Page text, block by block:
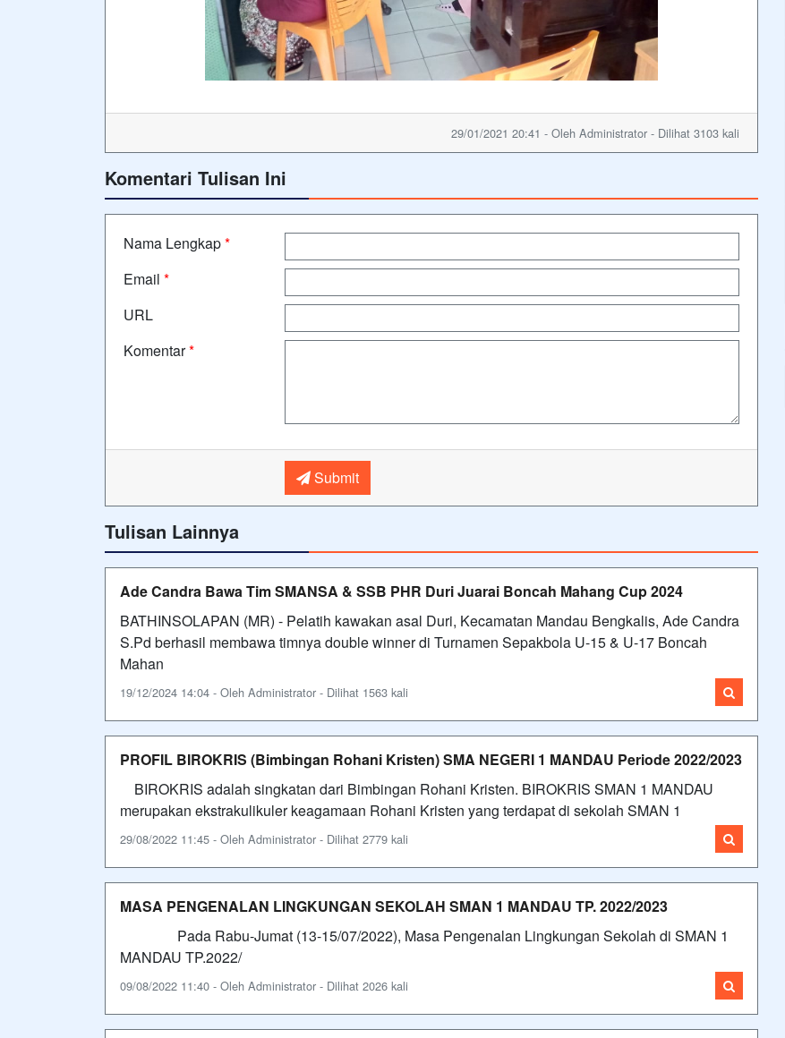
29/01/2021 20:41 - Oleh Administrator - Dilihat 3103 kali
Komentari Tulisan Ini
Nama Lengkap*
Email *
URL
Komentar*
Submit
Tulisan Lainnya
Ade Candra Bawa Tim SMANSA & SSB PHR Duri Juarai Boncah Mahang Cup 2024
BATHINSOLAPAN (MR) - Pelatih kawakan asal Duri, Kecamatan Mandau Bengkalis, Ade Candra
S.Pd berhasil membawa timnya double winner di Turnamen Sepakbola U-15 & U-17 Boncah
Mahan
19/12/2024 14:04 - Oleh Administrator - Dilihat 1563 kali
PROFIL BIROKRIS (Bimbingan Rohani Kristen) SMA NEGERI 1 MANDAU Periode 2022/2023
BIROKRIS adalah singkatan dari Bimbingan Rohani Kristen. BIROKRIS SMAN 1 MANDAU
merupakan ekstrakulikuler keagamaan Rohani Kristen yang terdapat di sekolah SMAN 1
29/08/2022 11:45 - Oleh Administrator - Dilihat 2779 kali
MASA PENGENALAN LINGKUNGAN SEKOLAH SMAN 1 MANDAU TP. 2022/2023
Pada Rabu-Jumat (13-15/07/2022), Masa Pengenalan Lingkungan Sekolah di SMAN 1
MANDAU TP.2022/
09/08/2022 11:40 - Oleh Administrator - Dilihat 2026 kali